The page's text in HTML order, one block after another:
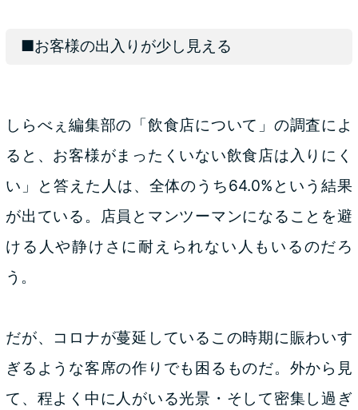
■お客様の出入りが少し見える
しらべぇ編集部の「飲食店について」の調査によ
ると、お客様がまったくいない飲食店は入りにく
い」と答えた人は、全体のうち64.0%という結果
が出ている。店員とマンツーマンになることを避
ける人や静けさに耐えられない人もいるのだろ
う。
だが、コロナが蔓延しているこの時期に賑わいす
ぎるような客席の作りでも困るものだ。外から見
て、程よく中に人がいる光景・そして密集し過ぎ